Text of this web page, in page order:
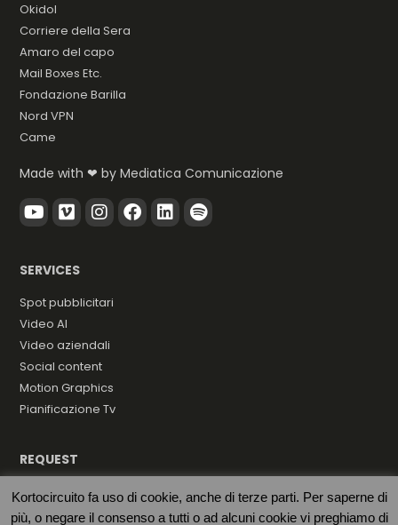
Okidol
Corriere della Sera
Amaro del capo
Mail Boxes Etc.
Fondazione Barilla
Nord VPN
Came
Made with ❤ byMediatica Comunicazione
SERVICES
Spot pubblicitari
Video AI
Video aziendali
Social content
Motion Graphics
Pianificazione Tv
REQUEST
Hai bisogno di una produzione video? Contattaci
subito per una consulenza gratuita.
Kortocircuito fa uso di cookie, anche di terze parti. Per saperne di
più, o negare il consenso a tutti o ad alcuni cookie vi preghiamo di